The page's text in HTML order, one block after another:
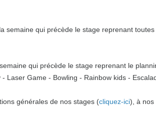
semaine qui précède le stage reprenant
qui précède le stage reprenant le
Laser Game - Bowling - Rainbow kids -
générales de nos stages (cliquez-ici), à nos